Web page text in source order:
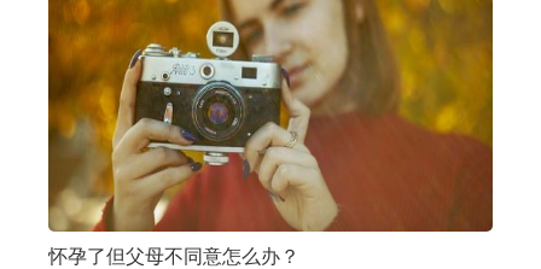
怀孕了但父母不同意怎么办？